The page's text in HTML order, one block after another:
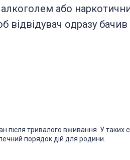
алкоголем або
одразу бачив
після тривалого вживання. У таких
порядок дій для родини.